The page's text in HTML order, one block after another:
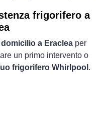
frigorifero a
domicilio a Eracleaper
un primo intervento o
frigorifero Whirlpool .